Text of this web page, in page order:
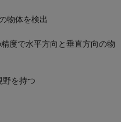
物体を検出
度で水平方向と垂直方向の物
野を持つ